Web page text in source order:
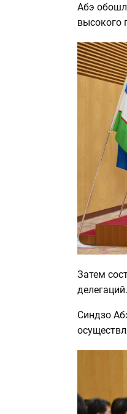
Абэ
высокого
Затем
делегаций.
Синдзо